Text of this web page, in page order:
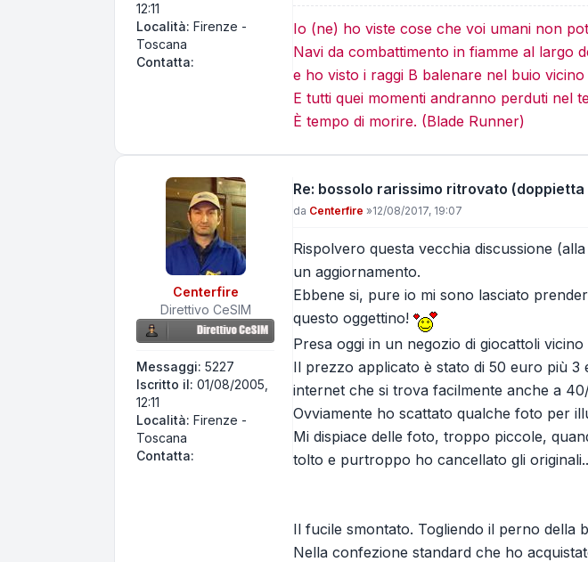
12:11
Località: Firenze -
Toscana
Contatta:
Contatta Centerfire
Io (ne) ho viste cose che voi umani non
Navi da combattimento in fiamme al largo
e ho visto i raggi B balenare nel buio
E tutti quei momenti andranno perduti nel
È tempo di morire. (Blade Runner)
Centerfire
Direttivo CeSIM
Messaggi: 5227
Iscritto il: 01/08/2005,
12:11
Località: Firenze -
Toscana
Contatta:
Contatta Centerfire
Re: bossolo rarissimo ritrovato
Messaggio
da Centerfire »12/08/2017, 19:07
Rispolvero questa vecchia discussione
un aggiornamento.
Ebbene si, pure io mi sono lasciato
questo oggettino!
Presa oggi in un negozio di giocattoli
Il prezzo applicato è stato di 50 euro più
internet che si trova facilmente anche a
Ovviamente ho scattato qualche foto per
Mi dispiace delle foto, troppo piccole,
tolto e purtroppo ho cancellato gli
Il fucile smontato. Togliendo il perno della
Nella confezione standard che ho